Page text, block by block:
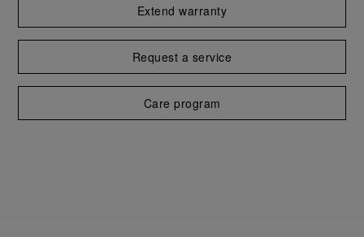
Extend warranty
Request a service
Care program